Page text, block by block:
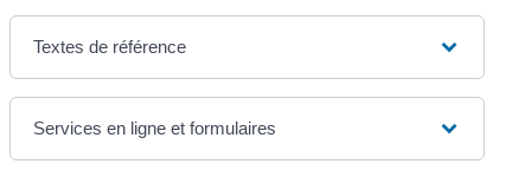
Textes de référence
Services en ligne et formulaires